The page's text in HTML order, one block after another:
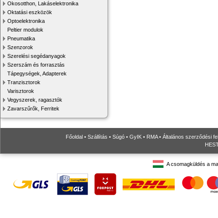
Okosotthon, Lakáselektronika
Oktatási eszközök
Optoelektronika
Peltier modulok
Pneumatika
Szenzorok
Szerelési segédanyagok
Szerszám és forrasztás
Tápegységek, Adapterek
Tranzisztorok
Varisztorok
Vegyszerek, ragasztók
Zavarszűrők, Ferritek
Főoldal • Szállítás • Súgó • GyIK • RMA• Általános szerződési
A csomagküldés a